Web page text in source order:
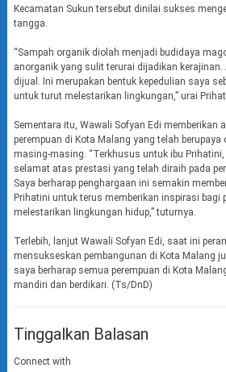
Kecamatan Sukun tersebut dinilai sukses
tangga.
“Sampah organik diolah menjadi budidaya
anorganik yang sulit terurai dijadikan
dijual. Ini merupakan bentuk kepedulian saya
untuk turut melestarikan lingkungan,” urai
Sementara itu, Wawali Sofyan Edi memberikan
perempuan di Kota Malang yang telah
masing-masing. “Terkhusus untuk ibu
selamat atas prestasi yang telah diraih pada
Saya berharap penghargaan ini semakin
Prihatini untuk terus memberikan inspirasi bagi
melestarikan lingkungan hidup,” tuturnya.
Terlebih, lanjut Wawali Sofyan Edi, saat ini
mensukseskan pembangunan di Kota Malang
saya berharap semua perempuan di Kota
mandiri dan berdikari. (Ts/DnD)
Tinggalkan Balasan
Connect with